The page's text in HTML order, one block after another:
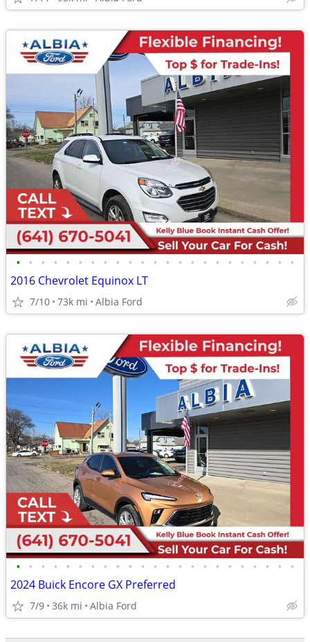
• • • • • • • • • • • • • • • • • • • • • • •
2016 Chevrolet Equinox LT
7/10 73k mi Albia Ford
• • • • • • • • • • • • • • • • • • • • • • •
2024 Buick Encore GX Preferred
7/9 36k mi Albia Ford